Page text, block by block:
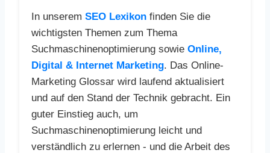
In unserem SEO Lexikon finden Sie die
wichtigsten Themen zum Thema
Suchmaschinenoptimierung sowie Online,
Digital & Internet Marketing. Das Online-
Marketing Glossar wird laufend aktualisiert
und auf den Stand der Technik gebracht. Ein
guter Einstieg auch, um
Suchmaschinenoptimierung leicht und
verständlich zu erlernen - und die Arbeit des